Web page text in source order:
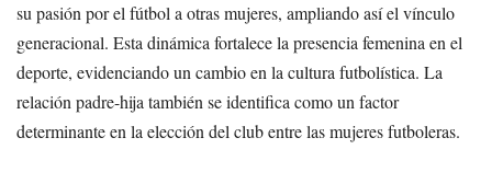
su pasión por el fútbol a otras mujeres, ampliando así el vínculo
generacional. Esta dinámica fortalece la presencia femenina en el
deporte, evidenciando un cambio en la cultura futbolística. La
relación padre-hija también se identifica como un factor
determinante en la elección del club entre las mujeres futboleras.